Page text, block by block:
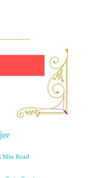
Min Read